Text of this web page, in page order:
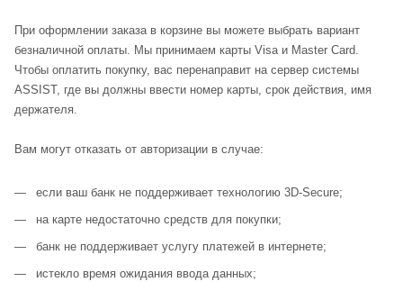
При оформлении заказа в корзине вы можете выбрать вариант
безналичной оплаты. Мы принимаем карты Visa и Master Card.
Чтобы оплатить покупку, вас перенаправит на сервер системы
ASSIST, где вы должны ввести номер карты, срок действия, имя
держателя.
Вам могут отказать от авторизации в случае:
если ваш банк не поддерживает технологию 3D-Secure;
на карте недостаточно средств для покупки;
банк не поддерживает услугу платежей в интернете;
истекло время ожидания ввода данных;